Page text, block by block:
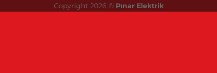
Copyright 2026 © Pınar Elektrik